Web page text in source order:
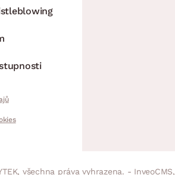
všechna práva vyhrazena. - InveoCMS,